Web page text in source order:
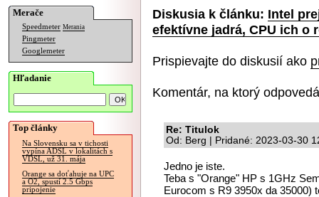
Merače
Speedmeter Merania
Pingmeter
Googlemeter
Hľadanie
Top články
Na Slovensku sa v tichosti
vypína ADSL v lokalitách s
VDSL, už 31. mája
Orange sa doťahuje na UPC
a O2, spustí 2.5 Gbps
pripojenie
Diskusia k článku: Intel
efektívne jadrá, CPU ich o
Prispievajte do diskusií ako
Komentár, na ktorý
Re: Titulok
Od: Berg | Pridané: 2023-03-30
Jedno je iste.
Teba s "Orange" HP s 1GHz
Eurocom s R9 3950x da 35000)